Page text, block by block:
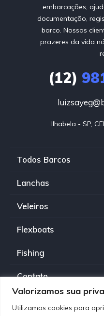
Valorizamos sua
Utilizamos cookies para
embarcações,
documentação,
barco. Nossos
prazeres da vida
(12)
Ilhabela - SP,
Todos Barcos
Lanchas
Veleiros
Flexboats
Fishing
Contato
Política de Privacidade